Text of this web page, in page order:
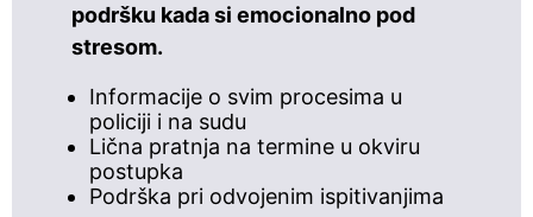
podršku kada si emocionalno pod
stresom.
Informacije o svim procesima u
policiji i na sudu
Lična pratnja na termine u okviru
postupka
Podrška pri odvojenim ispitivanjima